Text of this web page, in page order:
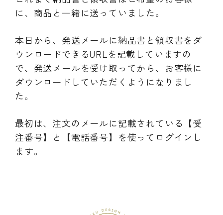
ご利用ガイド
プライバシーポリシー
特定商取引法について
に、商品と一緒に送っていました。
本日から、発送メールに納品書と領収書をダ
ウンロードできるURLを記載していますの
で、発送メールを受け取ってから、お客様に
ダウンロードしていただくようになりまし
た。
最初は、注文のメールに記載されている【受
注番号】と【電話番号】を使ってログインし
ます。